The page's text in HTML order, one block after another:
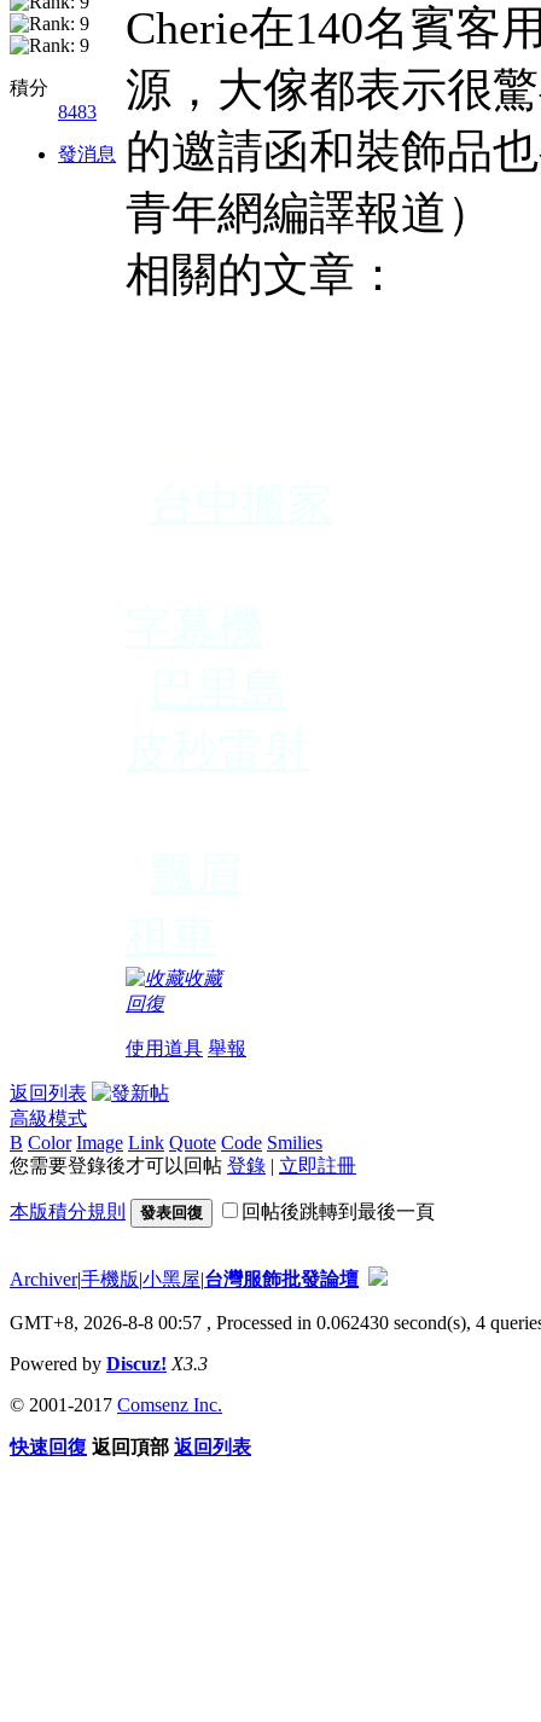
積分
8483
發消息
Cherie在140名賓客
源，大傢都表示很
的邀請函和裝飾品
青年網編譯報道）
相關的文章：
收藏
回復
使用道具 舉報
返回列表
高級模式
B Color Image Link Quote Code Smilies
您需要登錄後才可以回帖 登錄 | 立即註冊
本版積分規則 發表回復 回帖後跳轉到最後一頁
Archiver|手機版|小黑屋|台灣服飾批發論壇
GMT+8, 2026-8-8 00:57 , Processed in 0.062430 second(s), 4
Powered by Discuz! X3.3
© 2001-2017 Comsenz Inc.
快速回復 返回頂部 返回列表